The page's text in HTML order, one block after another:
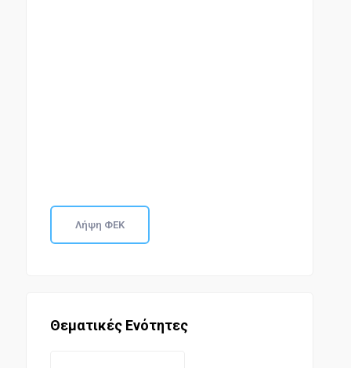
Λήψη ΦΕΚ
Θεματικές Ενότητες